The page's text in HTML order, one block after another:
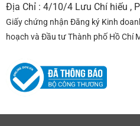
Địa Chỉ : 4/10/4 Lưu Chí hiếu ,
Giấy chứng nhận Đăng ký Kinh
hoạch và Đầu tư Thành phố Hồ Chí